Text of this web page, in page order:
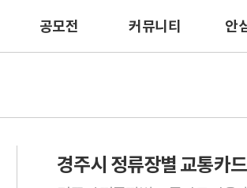
공모전 커뮤니티 안
경주시 정류장별 교통카